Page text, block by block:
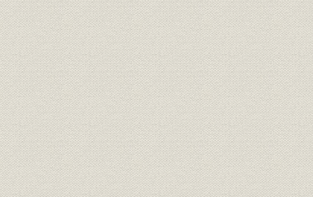
熱交換器製造設備の増強とブレージング不良
第4節 油圧機器の拡販
船舶用油圧装置の拡販
過当競争と油圧単体品の販売
第5節 経営基盤の安定と業績の伸展
二代、植野社長の就任
株式上場